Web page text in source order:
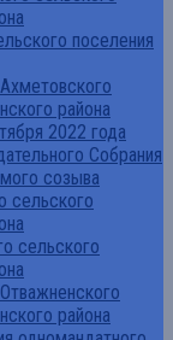
поселения
района
2022 года
Собрания
созыва
сельского
сельского
района